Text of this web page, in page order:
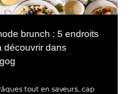
brunch : 5 endroits
découvrir dans
tout en saveurs, cap